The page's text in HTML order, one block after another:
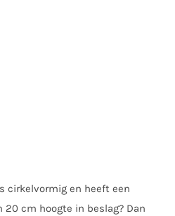
cirkelvormig en heeft een
cm hoogte in beslag? Dan